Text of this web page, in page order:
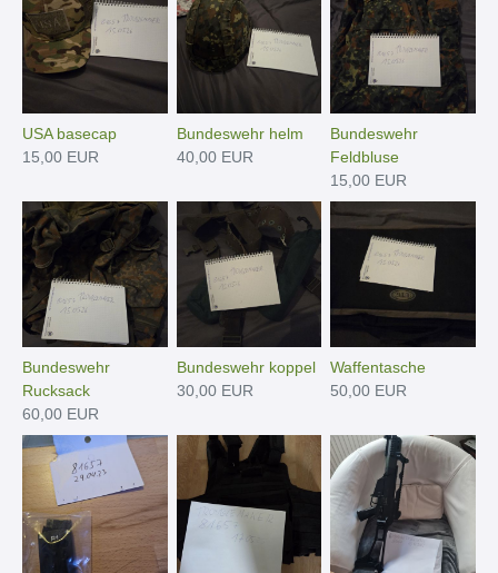
USA basecap
15,00 EUR
Bundeswehr helm
40,00 EUR
Bundeswehr
Feldbluse
15,00 EUR
Bundeswehr
Rucksack
60,00 EUR
Bundeswehr koppel
30,00 EUR
Waffentasche
50,00 EUR